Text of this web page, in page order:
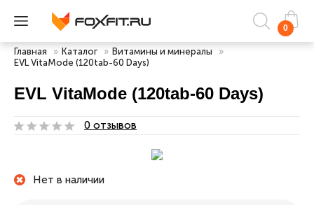
0
Главная » Каталог » Витамины и минералы
»
EVL VitaMode (120tab-60 Days)
EVL VitaMode (120tab-60 Days)
0 отзывов
Нет в наличии